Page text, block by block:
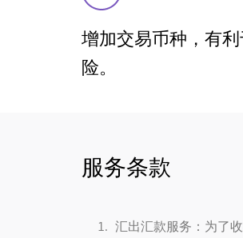
增加交易币种，有
险。
服务条款
汇出汇款服务：为了